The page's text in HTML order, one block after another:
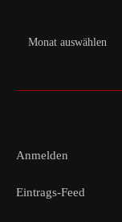
Archiv
Anmelden
Eintrags-Feed